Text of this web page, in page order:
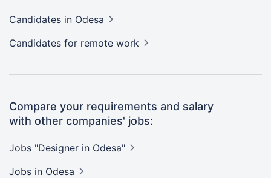
Candidates in Odesa
Candidates for remote work
Compare your requirements and salary
with other companies' jobs:
Jobs "Designer in Odesa"
Jobs in Odesa